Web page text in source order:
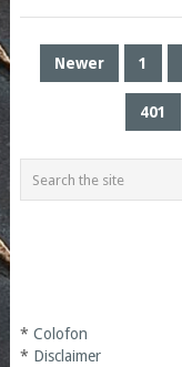
POSTS
PAGINATION
Newer 1
401
* Colofon
* Disclaimer